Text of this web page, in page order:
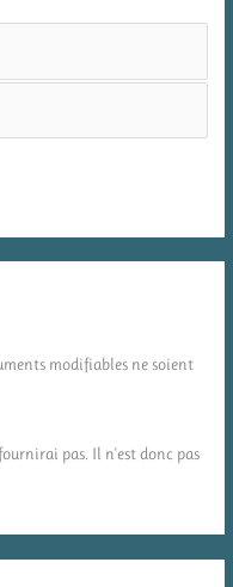
modifiables ne soient
pas. Il n'est donc pas